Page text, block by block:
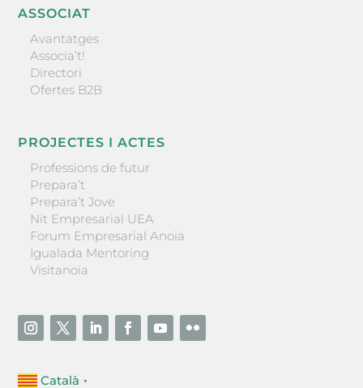
ASSOCIAT
Avantatges
Associa’t!
Directori
Ofertes B2B
PROJECTES I ACTES
Professions de futur
Prepara’t
Prepara’t Jove
Nit Empresarial UEA
Forum Empresarial Anoia
Igualada Mentoring
Visitanoia
Català ▼